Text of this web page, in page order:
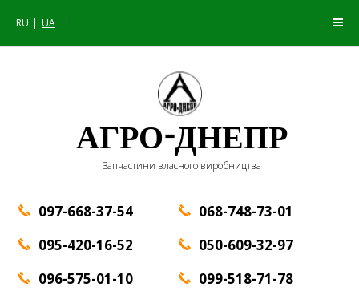
RU UA |
АГРО-ДНЕПР
Запчастини власного виробництва
097-668-37-54
095-420-16-52
096-575-01-10
068-748-73-01
050-609-32-97
099-518-71-78